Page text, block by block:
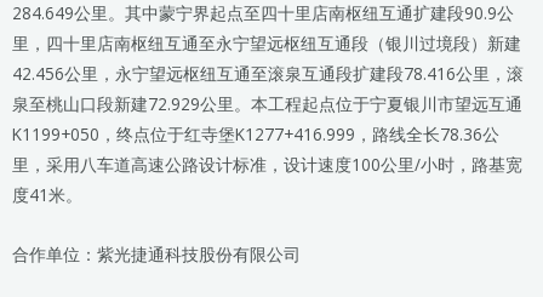
284.649公里。其中蒙宁界起点至四十里店南枢纽互通扩建段90.9公
里，四十里店南枢纽互通至永宁望远枢纽互通段（银川过境段）新建
42.456公里，永宁望远枢纽互通至滚泉互通段扩建段78.416公里，滚
泉至桃山口段新建72.929公里。本工程起点位于宁夏银川市望远互通
K1199+050，终点位于红寺堡K1277+416.999，路线全长78.36公
里，采用八车道高速公路设计标准，设计速度100公里/小时，路基宽
度41米。
合作单位：紫光捷通科技股份有限公司